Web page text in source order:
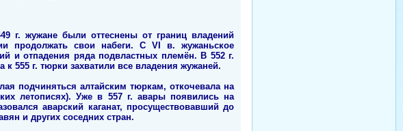
г. жужане были оттеснены от границ владений
продолжать свои набеги. С VI в. жужаньское
и отпадения ряда подвластных племён. В 552 г.
555 г. тюрки захватили все владения жужаней.
подчиняться алтайским тюркам, откочевала на
летописях). Уже в 557 г. авары появились на
аварский каганат, просуществовавший до
и других соседних стран.